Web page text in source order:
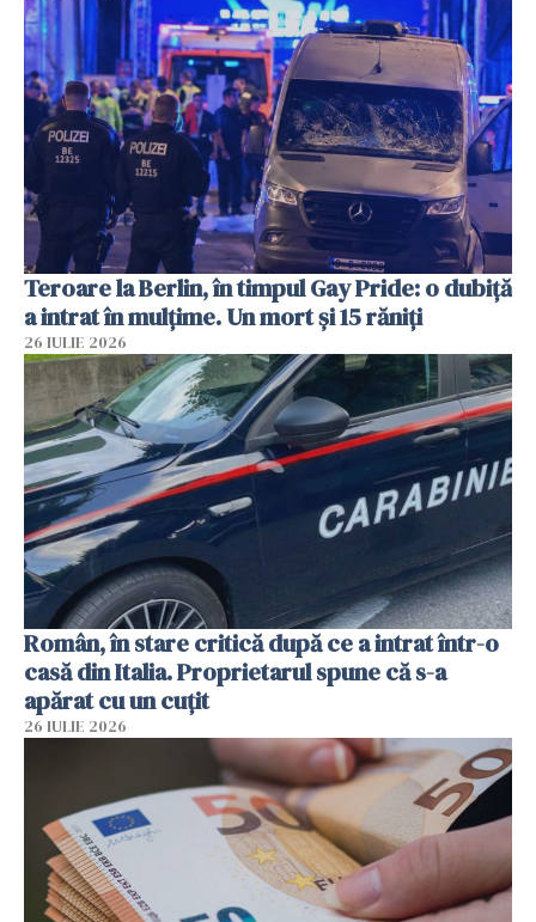
Teroare la Berlin, în timpul Gay Pride: o dubiță
a intrat în mulțime. Un mort și 15 răniți
26 IULIE 2026
Român, în stare critică după ce a intrat într-o
casă din Italia. Proprietarul spune că s-a
apărat cu un cuțit
26 IULIE 2026